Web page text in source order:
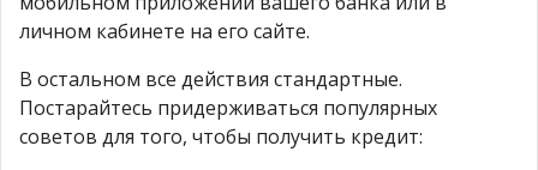
личном кабинете на его сайте.
В остальном все действия стандартные.
Постарайтесь придерживаться популярных
советов для того, чтобы получить кредит: